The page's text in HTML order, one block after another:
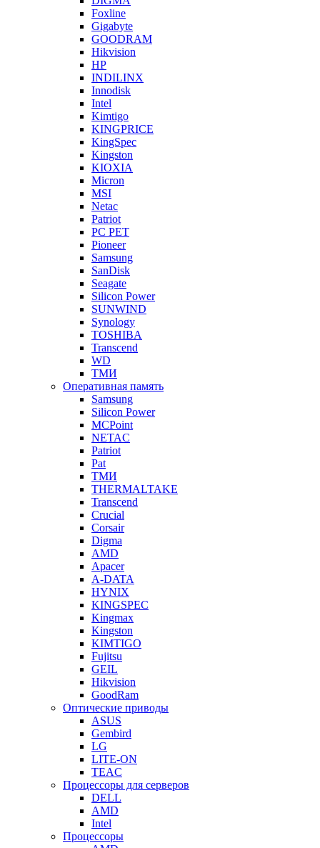
Foxline
Gigabyte
GOODRAM
Hikvision
HP
INDILINX
Innodisk
Intel
Kimtigo
KINGPRICE
KingSpec
Kingston
KIOXIA
Micron
MSI
Netac
Patriot
PC PET
Pioneer
Samsung
SanDisk
Seagate
Silicon Power
SUNWIND
Synology
TOSHIBA
Transcend
WD
ТМИ
Оперативная память
Samsung
Silicon Power
MCPoint
NETAC
Patriot
Pat
ТМИ
THERMALTAKE
Transcend
Crucial
Corsair
Digma
AMD
Apacer
A-DATA
HYNIX
KINGSPEC
Kingmax
Kingston
KIMTIGO
Fujitsu
GEIL
Hikvision
GoodRam
Оптические приводы
ASUS
Gembird
LG
LITE-ON
TEAC
Процессоры для серверов
DELL
AMD
Intel
Процессоры